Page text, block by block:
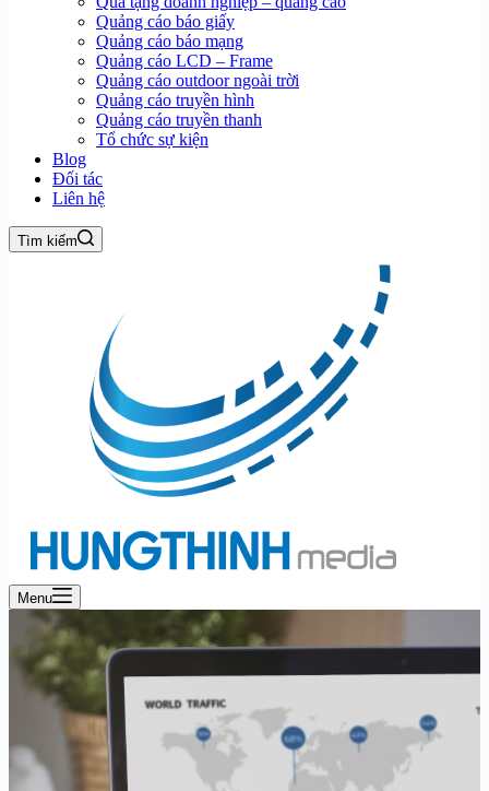
Quảng cáo báo giấy
Quảng cáo báo mạng
Quảng cáo LCD – Frame
Quảng cáo outdoor ngoài trời
Quảng cáo truyền hình
Quảng cáo truyền thanh
Tổ chức sự kiện
Blog
Đối tác
Liên hệ
Tìm kiếm
Menu